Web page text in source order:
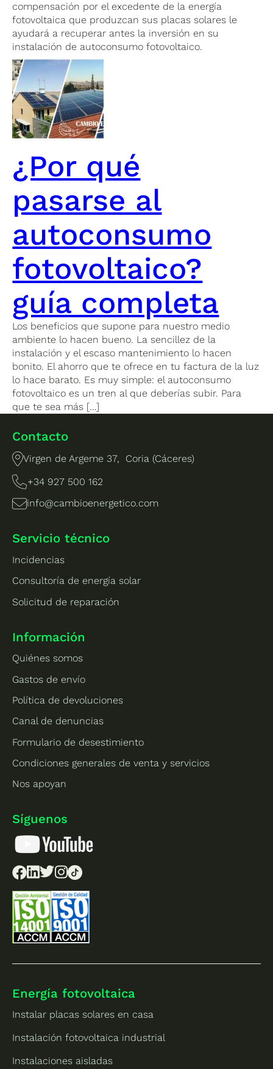
compensación por el excedente de la energía
fotovoltaica que produzcan sus placas solares le
ayudará a recuperar antes la inversión en su
instalación de autoconsumo fotovoltaico.
¿Por qué
pasarse al
autoconsumo
fotovoltaico?
guía completa
Los beneficios que supone para nuestro medio
ambiente lo hacen bueno. La sencillez de la
instalación y el escaso mantenimiento lo hacen
bonito. El ahorro que te ofrece en tu factura de la luz
lo hace barato. Es muy simple: el autoconsumo
fotovoltaico es un tren al que deberías subir. Para
que te sea más […]
Contacto
Virgen de Argeme 37, Coria (Cáceres)
+34 927 500 162
info@cambioenergetico.com
Servicio técnico
Incidencias
Consultoría de energía solar
Solicitud de reparación
Información
Quiénes somos
Gastos de envío
Política de devoluciones
Canal de denuncias
Formulario de desestimiento
Condiciones generales de venta y servicios
Nos apoyan
Síguenos
Energía fotovoltaica
Instalar placas solares en casa
Instalación fotovoltaica industrial
Instalaciones aisladas